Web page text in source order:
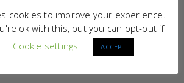
von Werbeinformationen, etwa
cookies to improve your experience.
ok with this, but you can opt-out if
Cookie settings ACCEPT